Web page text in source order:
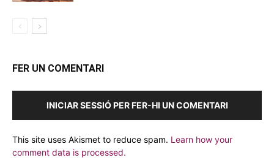
FER UN COMENTARI
INICIAR SESSIÓ PER FER-HI UN COMENTARI
This site uses Akismet to reduce spam. Learn how your
comment data is processed.